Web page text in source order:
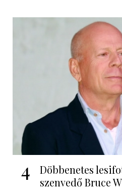
4
Döbbenetes
szenvedő Bruce